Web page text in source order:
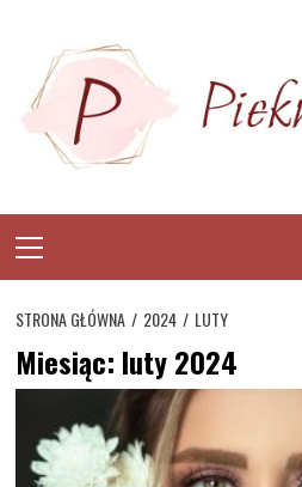
content
Menu
STRONA GŁÓWNA 2024 LUTY
Miesiąc: luty 2024